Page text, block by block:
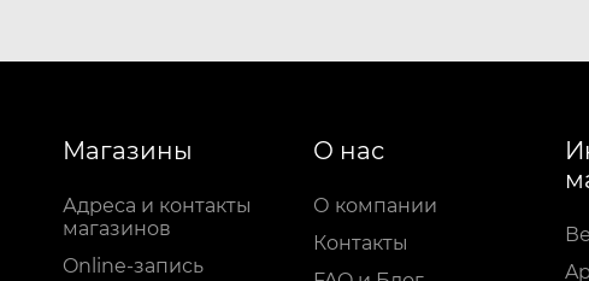
Магазины
Адреса и контакты
магазинов
Online-запись
О нас
О компании
Контакты